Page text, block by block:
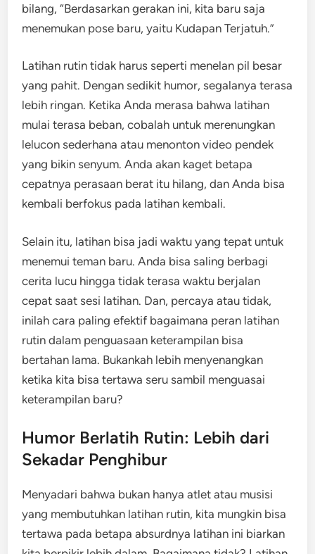
bilang, “Berdasarkan gerakan ini, kita baru saja
menemukan pose baru, yaitu Kudapan Terjatuh.”
Latihan rutin tidak harus seperti menelan pil besar
yang pahit. Dengan sedikit humor, segalanya terasa
lebih ringan. Ketika Anda merasa bahwa latihan
mulai terasa beban, cobalah untuk merenungkan
lelucon sederhana atau menonton video pendek
yang bikin senyum. Anda akan kaget betapa
cepatnya perasaan berat itu hilang, dan Anda bisa
kembali berfokus pada latihan kembali.
Selain itu, latihan bisa jadi waktu yang tepat untuk
menemui teman baru. Anda bisa saling berbagi
cerita lucu hingga tidak terasa waktu berjalan
cepat saat sesi latihan. Dan, percaya atau tidak,
inilah cara paling efektif bagaimana peran latihan
rutin dalam penguasaan keterampilan bisa
bertahan lama. Bukankah lebih menyenangkan
ketika kita bisa tertawa seru sambil menguasai
keterampilan baru?
Humor Berlatih Rutin: Lebih dari
Sekadar Penghibur
Menyadari bahwa bukan hanya atlet atau musisi
yang membutuhkan latihan rutin, kita mungkin bisa
tertawa pada betapa absurdnya latihan ini biarkan